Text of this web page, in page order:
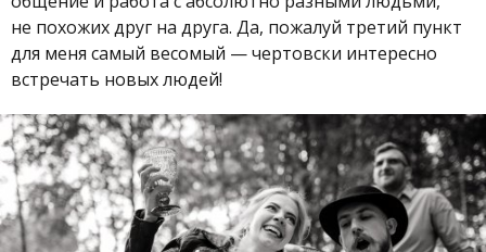
не похожих друг на друга. Да, пожалуй третий пункт
для меня самый весомый — чертовски интересно
встречать новых людей!